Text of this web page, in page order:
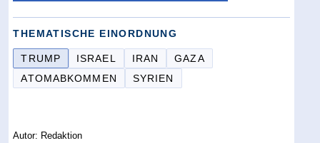
THEMATISCHE EINORDNUNG
TRUMP ISRAEL IRAN
GAZA
ATOMABKOMMEN
SYRIEN
Autor: Redaktion